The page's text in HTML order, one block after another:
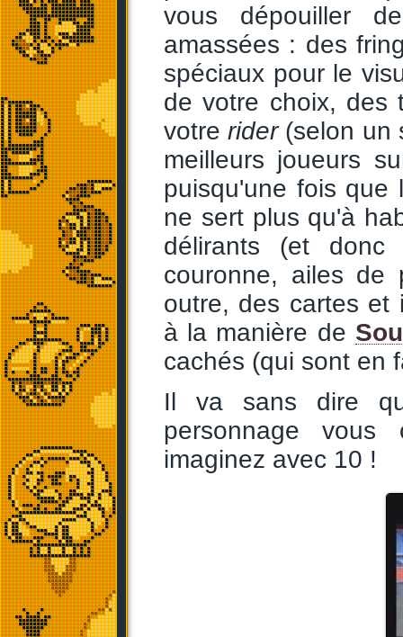
vous dépouiller
amassées : des
spéciaux pour le
de votre choix, des
votrerider(selon un
meilleurs joueurs
puisqu'une fois que
ne sert plus qu'à
délirants (et
couronne, ailes de
outre, des cartes et
à la manière de
cachés (qui sont en
Il va sans dire
personnage vous
imaginez avec 10 !